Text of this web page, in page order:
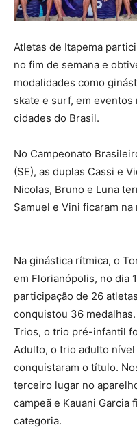
Atletas de Itapema
no fim de semana e
modalidades como
skate e surf, em
cidades do Brasil.
No Campeonato
(SE), as duplas Cassi e
Nicolas, Bruno e Luna
Samuel e Vini ficaram na
Na ginástica rítmica, o
em Florianópolis, no dia
participação de 26
conquistou 36
Trios, o trio pré-infantil
Adulto, o trio adulto
conquistaram o título.
terceiro lugar no
campeã e Kauani Garcia
categoria.